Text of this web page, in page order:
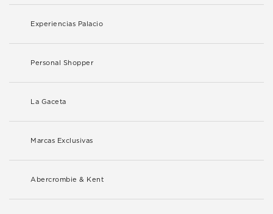
Experiencias Palacio
Personal Shopper
La Gaceta
Marcas Exclusivas
Abercrombie & Kent